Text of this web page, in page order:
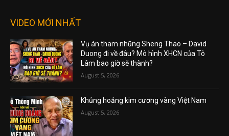
VIDEO MỚI NHẤT
Vụ án tham nhũng Sheng Thao – David
Duong đi về đâu? Mô hình XHCN của Tô
Lâm bao giờ sẽ thành?
August 5, 2026
Khủng hoảng kim cương vàng Việt Nam
August 5, 2026